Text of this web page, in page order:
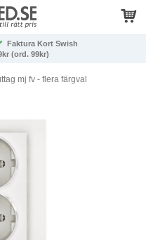
Faktura Kort Swish
(ord. 99kr)
mj fv - flera färgval